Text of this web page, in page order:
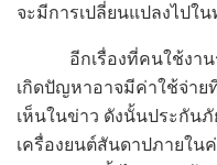
จะมีการเปลี่ยนแปลงไปใ
อีกเรื่องที่คนใช้งานรถ
เกิดปัญหาอาจมีค่าใช้จ่าย
เห็นในข่าว ดังนั้นประกันภั
เครื่องยนต์สันดาปภายใ